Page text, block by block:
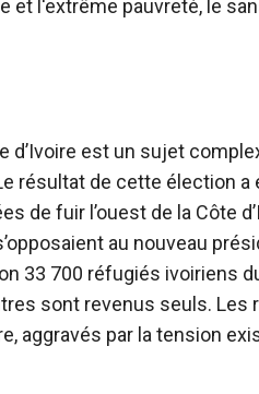
et l'extrême pauvreté, le
d’Ivoire est un sujet
résultat de cette élection
de fuir l’ouest de la Côte
au nouveau
33 700 réfugiés ivoiriens
sont revenus seuls.
aggravés par la tension